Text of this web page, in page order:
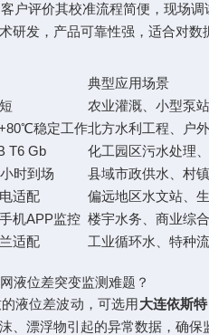
户评价其校准流程简便，现场调
研发，产品可靠性强，适合对
典型应用场景
农业灌溉、小型泵站
稳定工作北方水利工程、户
T6 Gb
化工园区污水处理
时到场
县域市政供水、村
适配
偏远地区水文站、
机APP监控 楼宇水务、商业综
适配
工业循环水、特种
液位差突变监测难题？
液位差波动，可选用大连依斯特
、漂浮物引起的异常数据，确